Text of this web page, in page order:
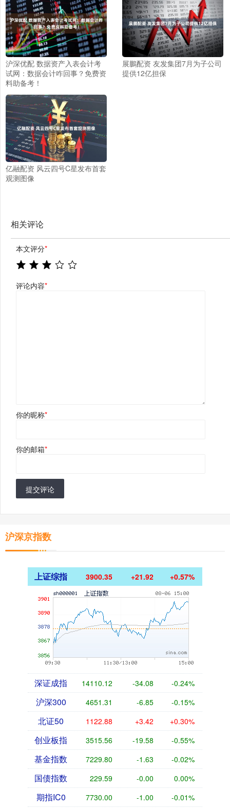
沪深优配 数据资产入表会计考
试网：数据会计咋回事？免费资
料助备考！
展鵬配资 友发集团7月为子公司
提供12亿担保
亿融配资 风云四号C星发布首套
观测图像
相关评论
本文评分*
评论内容*
你的昵称*
你的邮箱*
提交评论
沪深京指数
上证综指 3900.35 +21.92 +0.57%
深证成指 14110.12 -34.08 -0.24%
沪深300 4651.31 -6.85 -0.15%
北证50 1122.88 +3.42 +0.30%
创业板指 3515.56 -19.58 -0.55%
基金指数 7229.80 -1.63 -0.02%
国债指数 229.59 -0.00 0.00%
期指IC0 7730.00 -1.00 -0.01%